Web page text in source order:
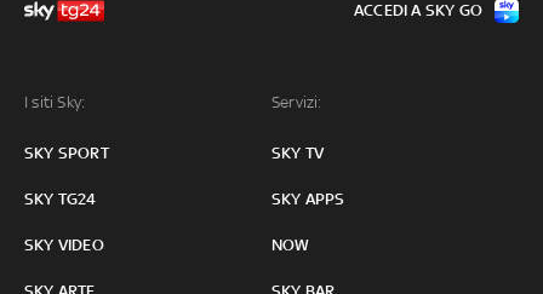
I siti Sky:
SKY SPORT
SKY TG24
SKY VIDEO
Servizi:
SKY TV
SKY APPS
NOW
ACCEDI A SKY GO